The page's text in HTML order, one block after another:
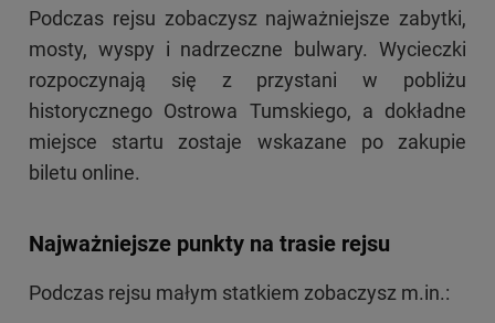
Podczas rejsu zobaczysz najważniejsze zabytki,
mosty, wyspy i nadrzeczne bulwary. Wycieczki
rozpoczynają się z przystani w pobliżu
historycznego Ostrowa Tumskiego, a dokładne
miejsce startu zostaje wskazane po zakupie
biletu online.
Najważniejsze punkty na trasie rejsu
Podczas rejsu małym statkiem zobaczysz m.in.: